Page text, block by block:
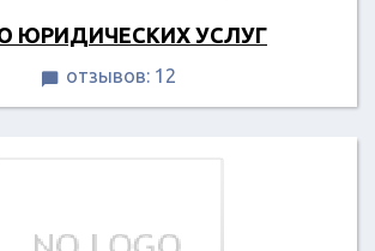
ЮРИДИЧЕСКИХ УСЛУГ
 отзывов: 12